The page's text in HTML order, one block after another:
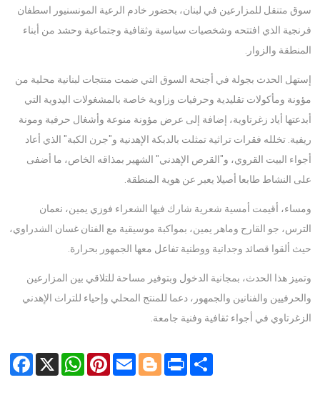
سوق متنقل للمزارعين في لبنان، بحضور خادم الرعية المونسنيور اسطفان
فرنجية الذي افتتحه وشخصيات سياسية وثقافية وجتماعية وحشد من أبناء
المنطقة والزوار.
إستهل الحدث بجولة في أجنحة السوق التي ضمت منتجات لبنانية محلية من
مؤونة ومأكولات تقليدية وحرفيات وزاوية خاصة بالمشغولات اليدوية التي
أبدعتها أياد زغرتاوية، إضافة إلى عرض مؤونة منوعة وأشغال حرفية ومونة
ريفية. تخلله فقرات تراثية تمثلت بالدبكة الإهدنية و"جرن الكبة" الذي أعاد
أجواء البيت القروي، و"القرص الإهدني" الشهير بمذاقه الخاص، ما أضفى
على النشاط طابعا أصيلا يعبر عن هوية المنطقة.
ومساء، أقيمت أمسية شعرية شارك فيها الشعراء فوزي يمين، نعمان
الترس، جو القارح وماهر يمين، بمواكبة موسيقية مع الفنان غسان الشدراوي،
حيث ألقوا قصائد وجدانية ووطنية تفاعل معها الجمهور بحرارة.
وتميز هذا الحدث، بمجانية الدخول وبتوفير مساحة للتلاقي بين المزارعين
والحرفيين والفنانين والجمهور، دعما للمنتج المحلي وإحياء للتراث الإهدني
الزغرتاوي في أجواء ثقافية وفنية جامعة.
Facebook
X WhatsApp
Pinterest
Email Blogger
Print